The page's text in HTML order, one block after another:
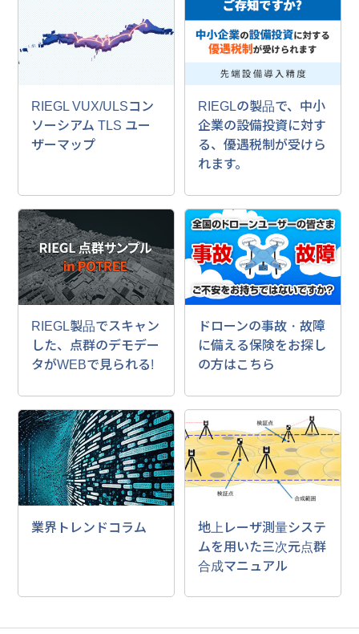
RIEGL VUX/ULSコン
ソーシアム TLS ユー
ザーマップ
RIEGLの製品で、中小
企業の設備投資に対す
る、優遇税制が受けら
れます。
RIEGL製品でスキャン
した、点群のデモデー
タがWEBで見られる!
ドローンの事故・故障
に備える保険をお探し
の方はこちら
業界トレンドコラム
地上レーザ測量システ
ムを用いた三次元点群
合成マニュアル